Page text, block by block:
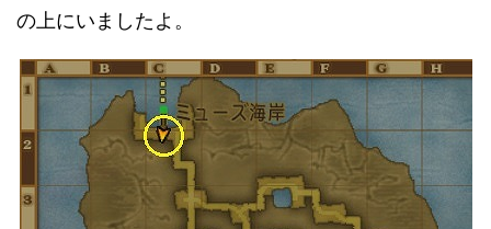
の上にいましたよ。